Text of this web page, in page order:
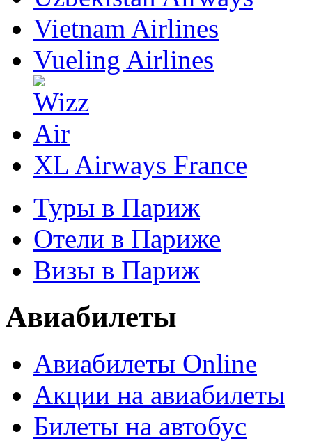
Vietnam Airlines
Vueling Airlines
XL Airways France
Туры в Париж
Отели в Париже
Визы в Париж
Авиабилеты
Авиабилеты Online
Акции на авиабилеты
Билеты на автобус